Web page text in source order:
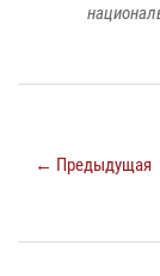
← Предыдущая